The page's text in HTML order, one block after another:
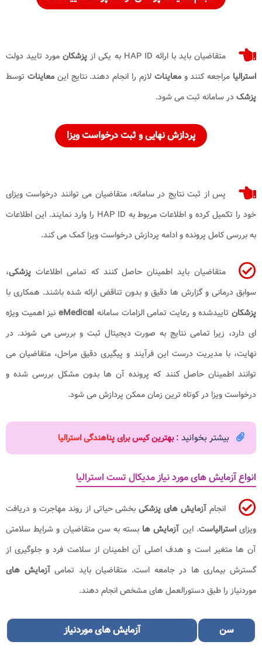
متقاضیان باید با ارائه HAP ID به یکی از پزشکانمورد تایید دولت
استرالیا مراجعه کنند ومعاینات لازم را انجام دهند. نتایج اینمعاینات توسط
پزشکدر سامانه ثبت می شود.
پردازش نهایی و ثبت درخواست ویزا
پس از ثبت نتایج در سامانه، متقاضیان می توانند درخواست ویزای
خود را تکمیل کرده و اطلاعات مربوط به HAP ID را وارد نمایند. این اطلاعات
به بررسی کامل پرونده و ادامه پردازش درخواست ویزا کمک می کند.
متقاضیان باید اطمینان حاصل کنند که تمامی اطلاعات پزشکی،
سوابق درمانی و گزارش ها دقیق و بدون تناقض ارائه شده باشند. همکاری با
پزشکانتاییدشده و رعایت تمامی الزامات سامانه eMedical نیز اهمیت ویژه
ای دارد، زیرا تمامی نتایج به صورت دیجیتال ثبت و بررسی می شوند. در
نهایت، با مدیریت درست این فرآیند و پیگیری دقیق مراحل، متقاضیان می
توانند اطمینان حاصل کنند که پرونده آن ها بدون مشکل بررسی شده و
درخواست ویزا در کوتاه ترین زمان ممکن پردازش می شود.
بیشتر بخوانید : بهترین کیس برای پناهندگی استرالیا
انواع آزمایش های مورد نیاز مدیکال تست استرالیا
انجام آزمایش های پزشکیبخشی حیاتی از روند مهاجرت و دریافت
ویزایاسترالیاست. این آزمایش ها بسته به سن متقاضیان و شرایط سلامتی
آن ها متغیر است و هدف اصلی آن اطمینان از سلامت فرد و جلوگیری از
گسترش بیماری ها در جامعه است. متقاضیان باید تمامیآزمایش های
موردنیاز را طبق دستورالعمل های مشخص انجام دهند.
سن آزمایش‌های موردنیاز